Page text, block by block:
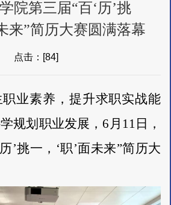
院第三届“百‘历’挑
来”简历大赛圆满落幕
点击：[84]
业素养，提升求职实战能
规划职业发展， 6月11日，
’挑一，‘职’面未来”简历大